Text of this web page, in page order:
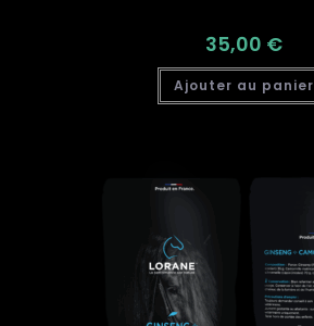
35,00 €
Ajouter au panier